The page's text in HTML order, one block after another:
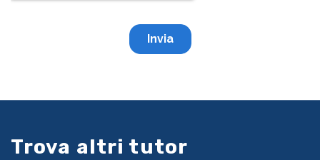
Trova altri tutor